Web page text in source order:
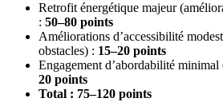
Retrofit énergétique majeur
: 50–80 points
Améliorations d’accessibilité
obstacles) : 15–20 points
Engagement d’abordabilité minimal
20 points
Total : 75–120 points